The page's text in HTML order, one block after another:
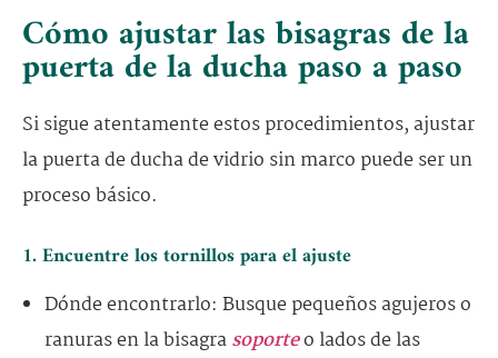
Cómo ajustar las bisagras de la
puerta de la ducha paso a paso
Si sigue atentamente estos procedimientos, ajustar
la puerta de ducha de vidrio sin marco puede ser un
proceso básico.
1. Encuentre los tornillos para el ajuste
Dónde encontrarlo: Busque pequeños agujeros o
ranuras en la bisagrasoporteo lados de las